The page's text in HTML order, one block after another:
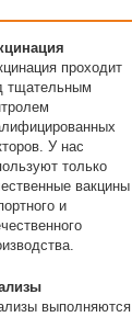
проходит
тщательным
У нас
только
вакцины
и
выполняются